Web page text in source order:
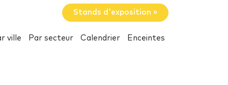
Stands d'exposition »
ville Par secteur Calendrier Enceintes